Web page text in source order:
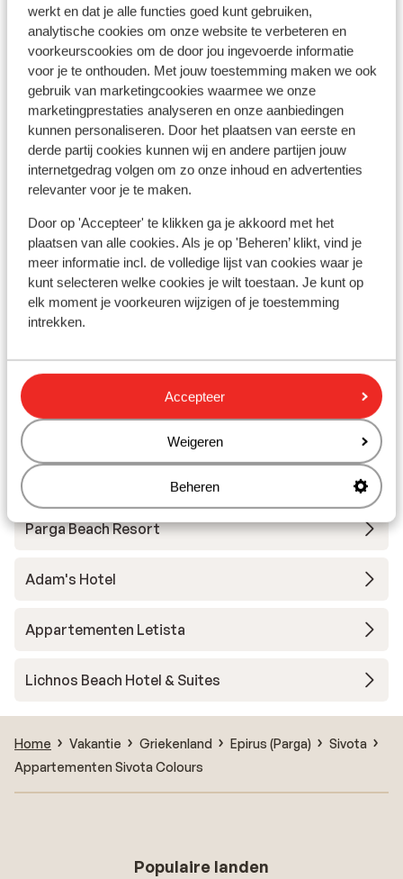
werkt en dat je alle functies goed kunt gebruiken,
analytische cookies om onze website te verbeteren en
voorkeurscookies om de door jou ingevoerde informatie
voor je te onthouden. Met jouw toestemming maken we ook
gebruik van marketingcookies waarmee we onze
marketingprestaties analyseren en onze aanbiedingen
kunnen personaliseren. Door het plaatsen van eerste en
derde partij cookies kunnen wij en andere partijen jouw
internetgedrag volgen om zo onze inhoud en advertenties
relevanter voor je te maken.
Door op 'Accepteer' te klikken ga je akkoord met het
plaatsen van alle cookies. Als je op 'Beheren’ klikt, vind je
meer informatie incl. de volledige lijst van cookies waar je
kunt selecteren welke cookies je wilt toestaan. Je kunt op
elk moment je voorkeuren wijzigen of je toestemming
intrekken.
Accepteer
Weigeren
Beheren
Appartementen Donatos
Elix Hotel, Mar-Bella Collection
Hotel Maistrali
Hotel Olympic
The Well Parga
Hotel & Suites Scarabeo
Postman's House - Aparthotel
Appartementen Vrachos Beach
Appartementen Gogozotos Residence
Appartementen Vassilis Studios
Parga Beach Resort
Adam's Hotel
Appartementen Letista
Lichnos Beach Hotel & Suites
Home Vakantie Griekenland Epirus (Parga)
Sivota
Appartementen Sivota Colours
Populaire landen